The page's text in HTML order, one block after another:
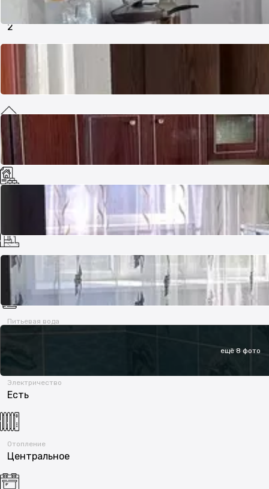
ещё 8 фото
Количество уровней
2
Документы готовы
Назначение участка
ИЖС (индивидуальное жилищное строительство)
Канализация
Септик
Питьевая вода
Центральное водоснабжение
Электричество
Есть
Отопление
Центральное